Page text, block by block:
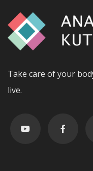
Take care of your
live.